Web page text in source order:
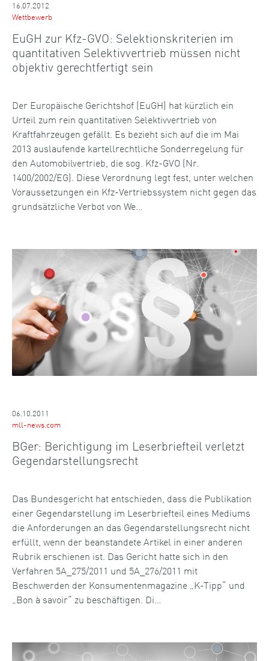
16.07.2012
Wettbewerb
EuGH zur Kfz-GVO: Selektionskriterien im
quantitativen Selektivvertrieb müssen nicht
objektiv gerechtfertigt sein
Der Europäische Gerichtshof (EuGH) hat kürzlich ein
Urteil zum rein quantitativen Selektivvertrieb von
Kraftfahrzeugen gefällt. Es bezieht sich auf die im Mai
2013 auslaufende kartellrechtliche Sonderregelung für
den Automobilvertrieb, die sog. Kfz-GVO (Nr.
1400/2002/EG). Diese Verordnung legt fest, unter welchen
Voraussetzungen ein Kfz-Vertriebssystem nicht gegen das
grundsätzliche Verbot von We…
06.10.2011
mll-news.com
BGer: Berichtigung im Leserbriefteil verletzt
Gegendarstellungsrecht
Das Bundesgericht hat entschieden, dass die Publikation
einer Gegendarstellung im Leserbriefteil eines Mediums
die Anforderungen an das Gegendarstellungsrecht nicht
erfüllt, wenn der beanstandete Artikel in einer anderen
Rubrik erschienen ist. Das Gericht hatte sich in den
Verfahren 5A_275/2011 und 5A_276/2011 mit
Beschwerden der Konsumentenmagazine „K-Tipp“ und
„Bon à savoir“ zu beschäftigen. Di…